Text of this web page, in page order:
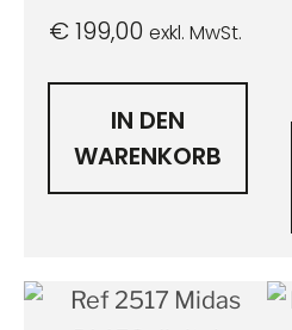
€199,00 exkl. MwSt.
IN DEN
WARENKORB